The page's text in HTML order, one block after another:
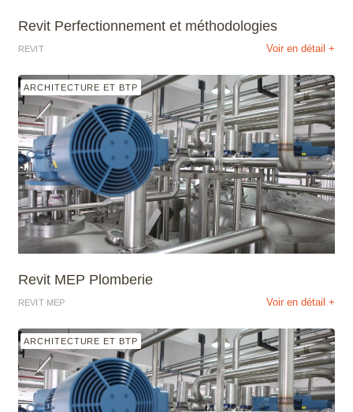
Revit Perfectionnement et méthodologies
REVIT Voir en détail +
ARCHITECTURE ET BTP
Revit MEP Plomberie
REVIT MEP Voir en détail +
ARCHITECTURE ET BTP